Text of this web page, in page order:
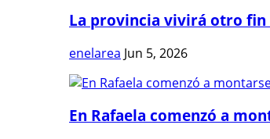
La provincia vivirá otro fin
enelarea Jun 5, 2026
En Rafaela comenzó a